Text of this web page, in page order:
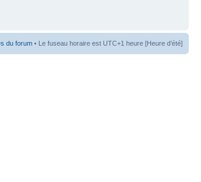
du forum • Le fuseau horaire est UTC+1 heure [Heure d’été]